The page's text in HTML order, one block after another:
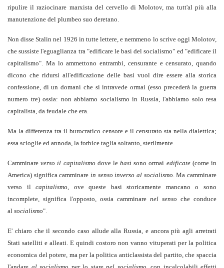
ripulire il raziocinare marxista del cervello di Molotov, ma tutt'al più alla
manutenzione del plumbeo suo deretano.
Non disse Stalin nel 1926 in tutte lettere, e nemmeno lo scrive oggi Molotov,
che sussiste l'eguaglianza tra "edificare le basi del socialismo" ed "edificare il
capitalismo". Ma lo ammettono entrambi, censurante e censurato, quando
dicono che ridursi all'edificazione delle basi vuol dire essere alla storica
confessione, di un domani che si intravede ormai (esso precederà la guerra
numero tre) ossia: non abbiamo socialismo in Russia, l'abbiamo solo resa
capitalista, da feudale che era.
Ma la differenza tra il burocratico censore e il censurato sta nella dialettica;
essa scioglie ed annoda, la forbice taglia soltanto, sterilmente.
Camminareverso il capitalismo dove lebasi sono ormai edificate(come in
America) significa camminare in senso inverso al socialismo. Ma camminare
verso ilcapitalismo, ove queste basi storicamente mancano o sono
incomplete, significa l'opposto, ossia camminare nel senso che conduce
al socialismo".
E' chiaro che il secondo caso allude alla Russia, e ancora più agli arretrati
Stati satelliti e alleati. E quindi costoro non vanno vituperati per la politica
economica del potere, ma per la politica anticlassista del partito, che spaccia